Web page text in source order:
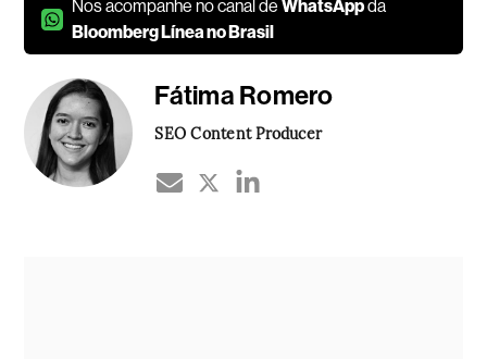
Nos acompanhe no canal deWhatsAppda
Bloomberg Línea no Brasil
Fátima Romero
SEO Content Producer